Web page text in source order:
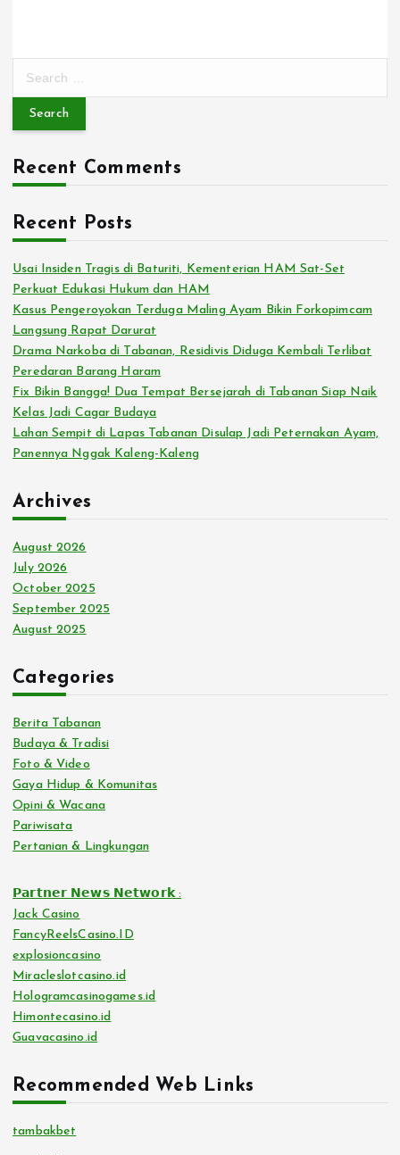
r
h
f
o
r
Recent Comments
Recent Posts
Usai Insiden Tragis di Baturiti, Kementerian HAM Sat-Set
Perkuat Edukasi Hukum dan HAM
Kasus Pengeroyokan Terduga Maling Ayam Bikin Forkopimcam
Langsung Rapat Darurat
Drama Narkoba di Tabanan, Residivis Diduga Kembali Terlibat
Peredaran Barang Haram
Fix Bikin Bangga! Dua Tempat Bersejarah di Tabanan Siap Naik
Kelas Jadi Cagar Budaya
Lahan Sempit di Lapas Tabanan Disulap Jadi Peternakan Ayam,
Panennya Nggak Kaleng-Kaleng
Archives
August 2026
July 2026
October 2025
September 2025
August 2025
Categories
Berita Tabanan
Budaya & Tradisi
Foto & Video
Gaya Hidup & Komunitas
Opini & Wacana
Pariwisata
Pertanian & Lingkungan
𝗣𝗮𝗿𝘁𝗻𝗲𝗿 𝗡𝗲𝘄𝘀 𝗡𝗲𝘁𝘄𝗼𝗿𝗸 :
Jack Casino
FancyReelsCasino.ID
explosioncasino
Miracleslotcasino.id
Hologramcasinogames.id
Himontecasino.id
Guavacasino.id
Recommended Web Links
tambakbet